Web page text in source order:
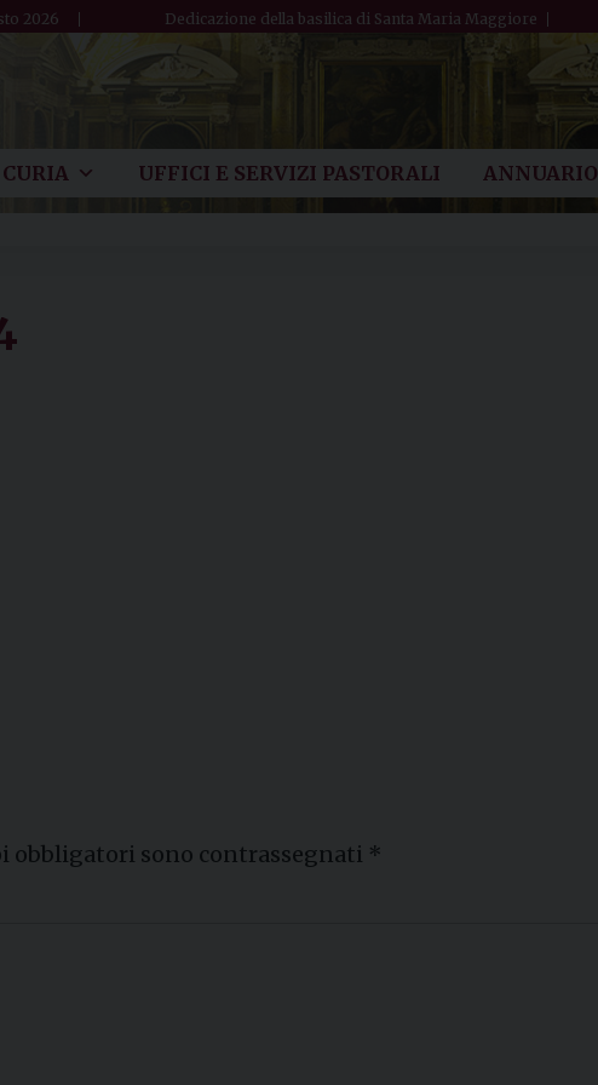
2026 Dedicazione della basilica di Santa Maria Maggiore
CURIA UFFICI E SERVIZI PASTORALI ANNUARIO
obbligatori sono contrassegnati *